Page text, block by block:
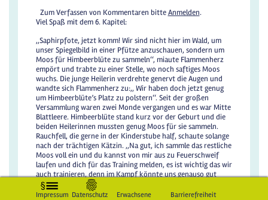
Zum Verfassen von Kommentaren bitteAnmelden.
Viel Spaß mit dem 6. Kapitel:
,,Saphirpfote, jetzt komm! Wir sind nicht hier im Wald, um
unser Spiegelbild in einer Pfütze anzuschauen, sondern um
Moos für Himbeerblüte zu sammeln‘‘, miaute Flammenherz
empört und trabte zu einer Stelle, wo noch saftiges Moos
wuchs. Die junge Heilerin verdrehte genervt die Augen und
wandte sich Flammenherz zu:,, Wir haben doch jetzt genug
um Himbeerblüte’s Platz zu polstern‘‘. Seit der großen
Versammlung waren zwei Monde vergangen und es war Mitte
Blattleere. Himbeerblüte stand kurz vor der Geburt und die
beiden Heilerinnen mussten genug Moos für sie sammeln.
Rauchfell, die gerne in der Kinderstube half, schaute solange
nach der trächtigen Kätzin. ,,Na gut, ich sammle das restliche
Moos voll ein und du kannst von mir aus zu Feuerschweif
laufen und dich für das Training melden, es ist wichtig das wir
auch trainieren, denn im Kampf könnte uns genauso gut
jemand angreifen‘‘. ,,Juhuu!‘‘, schrie die Schülerin und rannte
in Richtung Lager.
Impressum Datenschutz Erwachsene Barrierefreiheit